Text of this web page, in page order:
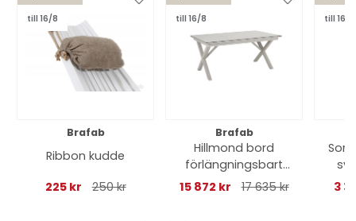
till 16/8
Brafab
Ribbon kudde
225 kr
250 kr
till 16/8
Brafab
Hillmond bord
förlängningsbart
166-226x100 H73 cm
15 872 kr 17 635 kr
till 16/8
3